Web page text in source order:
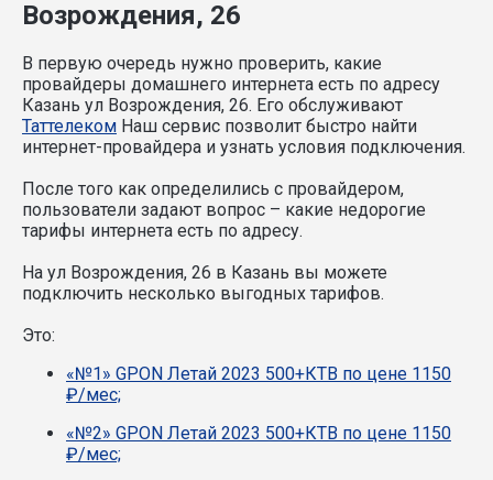
Возрождения, 26
В первую очередь нужно проверить, какие
провайдеры домашнего интернета есть по адресу
Казань ул Возрождения, 26. Его обслуживают
Таттелеком Наш сервис позволит быстро найти
интернет-провайдера и узнать условия подключения.
После того как определились с провайдером,
пользователи задают вопрос – какие недорогие
тарифы интернета есть по адресу.
На ул Возрождения, 26 в Казань вы можете
подключить несколько выгодных тарифов.
Это:
«№1» GPON Летай 2023 500+КТВ по цене 1150
₽/мес;
«№2» GPON Летай 2023 500+КТВ по цене 1150
₽/мес;